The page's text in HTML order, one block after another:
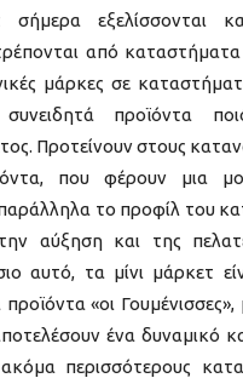
εξελίσσονται
από καταστήματα
μάρκες σε
προϊόντα
Προτείνουν στους
που φέρουν μια
το προφίλ του
αύξηση και της
αυτό, τα μίνι μάρκετ
«οι
ένα δυναμικό
περισσότερους